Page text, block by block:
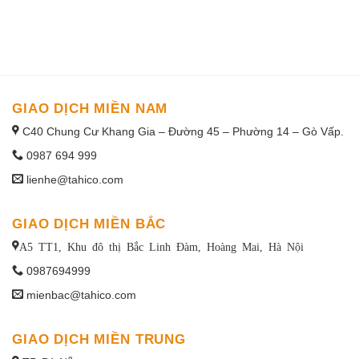
GIAO DỊCH MIỀN NAM
C40 Chung Cư Khang Gia – Đường 45 – Phường 14 – Gò Vấp.
0987 694 999
lienhe@tahico.com
GIAO DỊCH MIỀN BẮC
A5 TT1, Khu đô thị Bắc Linh Đàm, Hoàng Mai, Hà Nội
0987694999
mienbac@tahico.com
GIAO DỊCH MIỀN TRUNG